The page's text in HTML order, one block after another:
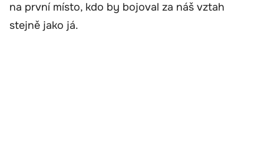
na první místo, kdo by bojoval za náš vztah
stejně jako já.